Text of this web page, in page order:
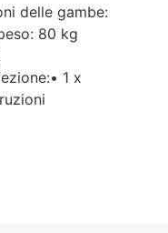
delle gambe:
80 kg
1 x